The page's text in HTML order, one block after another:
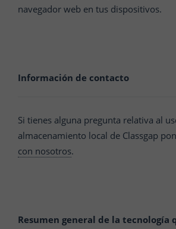
navegador web en tus dispositivos.
Información de contacto
Si tienes alguna pregunta relativa al
almacenamiento local de Classgap
con nosotros.
Resumen general de la tecnología